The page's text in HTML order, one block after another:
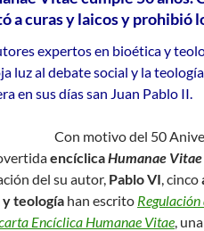
a curas y laicos y prohibió
expertos en bioética y
luz al debate social y la
en sus días san Juan Pablo II.
Con motivo del 50
encíclicaHumanae Vitae
del su autor, Pablo VI, cinco
teología han escrito
Encíclica Humanae Vitae,